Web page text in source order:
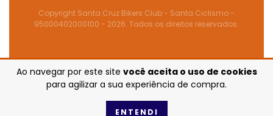
Ao navegar por este site você aceita o uso de cookies
para agilizar a sua experiência de compra.
ENTENDI
Copyright Santa Cruz Bikers Club - Santa Ciclismo -
95000402000100 - 2026. Todos os direitos reservados.